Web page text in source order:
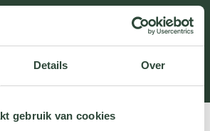
Details Over
gebruik van cookies
derzeit gewartet.
vermissen, können Sie uns
294 anrufen oder uns unter